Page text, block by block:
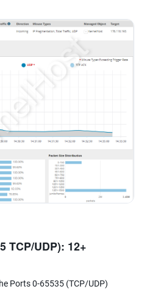
TCP/UDP): 12+
Ports 0-65535 (TCP/UDP)